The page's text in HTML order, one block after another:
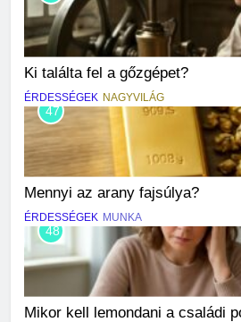
Ki találta fel a gőzgépet?
ÉRDESSÉGEK NAGYVILÁG
47
Mennyi az arany fajsúlya?
ÉRDESSÉGEK MUNKA
48
Mikor kell lemondani a családi